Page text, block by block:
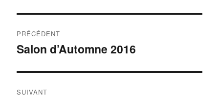
de
PRÉCÉDENT
Publication
Salon d’Automne 2016
SUIVANT